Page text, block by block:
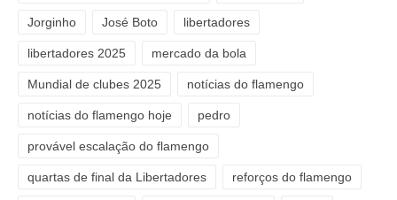
Jorginho José Boto libertadores
libertadores 2025 mercado da bola
Mundial de clubes 2025 notícias do flamengo
notícias do flamengo hoje pedro
provável escalação do flamengo
quartas de final da Libertadores reforços do flamengo